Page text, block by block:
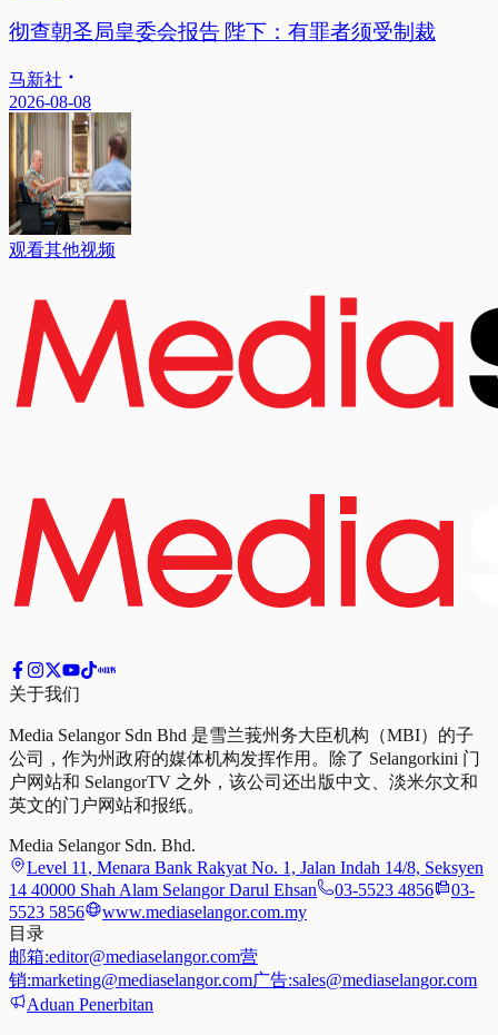
彻查朝圣局皇委会报告 陛下：有罪者须受制裁
马新社
2026-08-08
观看其他视频
关于我们
Media Selangor Sdn Bhd 是雪兰莪州务大臣机构（MBI）的子
公司，作为州政府的媒体机构发挥作用。除了 Selangorkini 门
户网站和 SelangorTV 之外，该公司还出版中文、淡米尔文和
英文的门户网站和报纸。
Media Selangor Sdn. Bhd.
Level 11, Menara Bank Rakyat No. 1, Jalan Indah 14/8, Seksyen
14 40000 Shah Alam Selangor Darul Ehsan
03-5523 4856
03-
5523 5856
www.mediaselangor.com.my
目录
邮箱:editor@mediaselangor.com营
销:marketing@mediaselangor.com广告:sales@mediaselangor.com
Aduan Penerbitan